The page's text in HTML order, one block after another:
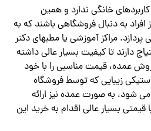
کاربردهای خانگی ندارد و همین
به دنبال فروشگاهی باشند که به
مراکز آموزشی یا مطبهای دکتر
دارند تا کیفیت بسیار عالی داشته
عمده، قیمت مناسبی را با خود
زیبایی که توسط فروشگاه
شود، به صورت عمده نیز ارائه
قیمتی بسیار عالی اقدام به خرید این